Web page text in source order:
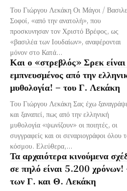
Του Γιώργου Λεκάκη Οι Μάγοι /
Σοφοί, «από την ανατολή», που
προσκυνησαν τον Χριστό Βρέφος, ως
«βασιλέα των Ιουδαίων», αναφέρονται
μόνον στο Κατά...
Και ο «στρεβλός» Σρεκ είναι
εμπνευσμένος από την
μυθολογία! – του Γ. Λεκάκη
Του Γιώργου Λεκάκη Σας έχω
και ξαναπεί, πως από την ελληνική
μυθολογία «ψωνίζουν» οι ποιητές, οι
συγγραφείς και οι σεναριογράφοι όλου
κόσμου. Ελεύθερα,...
Τα αρχαιότερα κινούμενα
σε πηλό είναι 5.200 χρόνων!
των Γ. και Θ. Λεκάκη